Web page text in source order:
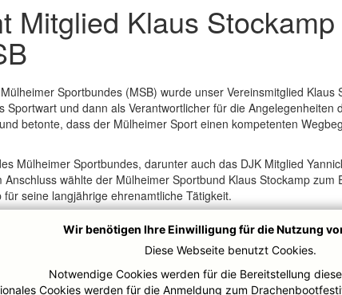
Mitglied Klaus
Sportbundes (MSB) wurde unser Vereinsmitglied
Sportwart und dann als Verantwortlicher für die
betonte, dass der Mülheimer Sport einen kompetenten
Mülheimer Sportbundes, darunter auch das DJK Mitglied
wählte der Mülheimer Sportbund Klaus Stockamp
seine langjährige ehrenamtliche Tätigkeit.
Wir benötigen Ihre Einwilligung für die Nutzung
Diese Webseite benutzt Cookies.
Notwendige Cookies werden für die Bereitstellung
Cookies werden für die Anmeldung zum